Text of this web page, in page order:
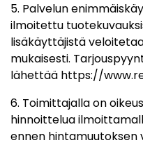
5. Palvelun
ilmoitettu
lisäkäyttäjistä
mukaisesti.
lähettää https://
6. Toimittajalla on
hinnoittelua
ennen hintamuutoksen